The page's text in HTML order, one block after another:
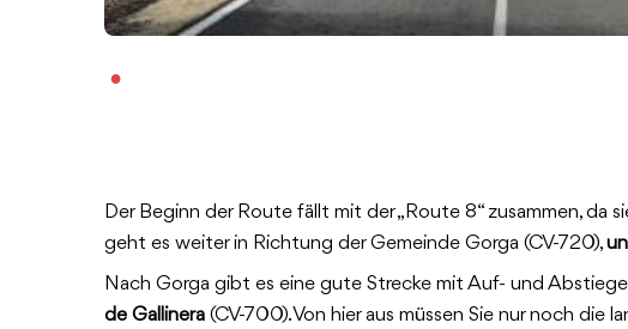
Der Beginn der Route fällt mit der „Route 8“ zusammen, da
geht es weiter in Richtung der Gemeinde Gorga (CV-720),
Nach Gorga gibt es eine gute Strecke mit Auf- und
de Gallinera (CV-700). Von hier aus müssen Sie nur noch